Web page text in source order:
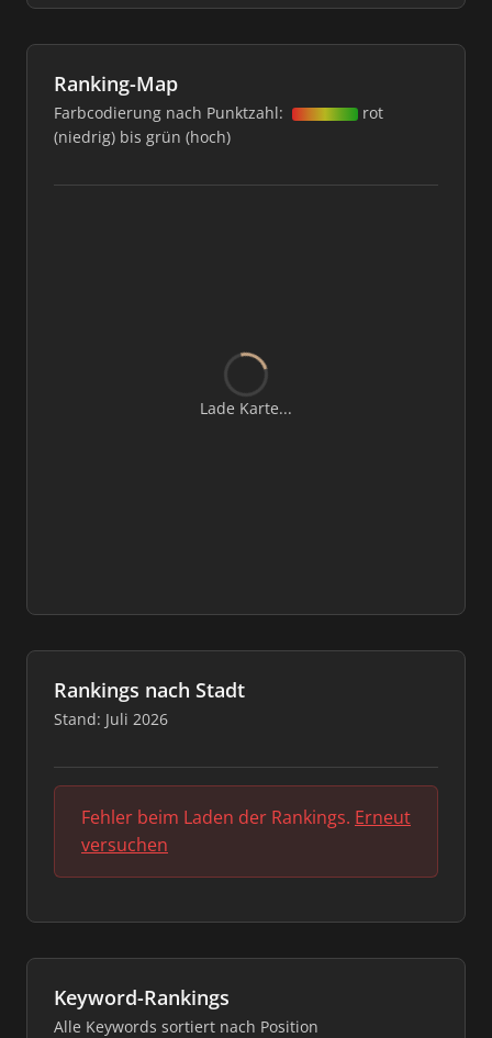
Ranking-Map
Farbcodierung nach Punktzahl:
rot
(niedrig) bis grün (hoch)
Lade Karte...
Rankings nach Stadt
Stand: Juli 2026
Fehler beim Laden der Rankings. Erneut
versuchen
Keyword-Rankings
Alle Keywords sortiert nach Position